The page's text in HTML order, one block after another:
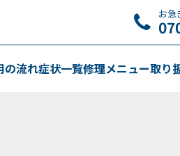
お急
の流れ症状一覧修理メニュー取り